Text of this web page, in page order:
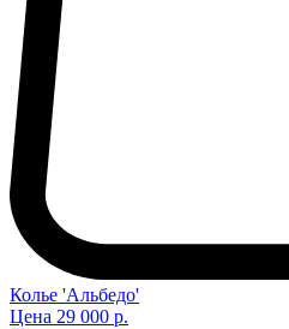
Колье 'Альбедо'
Цена 29 000 р.